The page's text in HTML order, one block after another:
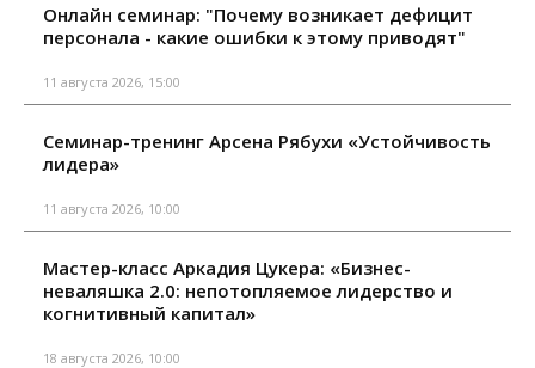
Онлайн семинар: "Почему возникает дефицит
персонала - какие ошибки к этому приводят"
11 августа 2026, 15:00
Семинар-тренинг Арсена Рябухи «Устойчивость
лидера»
11 августа 2026, 10:00
Мастер-класс Аркадия Цукера: «Бизнес-
неваляшка 2.0: непотопляемое лидерство и
когнитивный капитал»
18 августа 2026, 10:00